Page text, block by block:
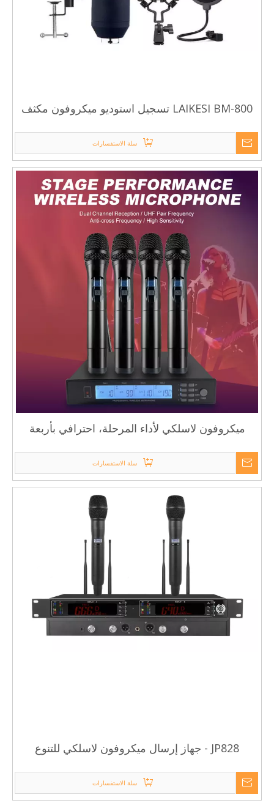
LAIKESI BM-800 تسجيل استوديو ميكروفون مكثف
سلة الاستفسارات
ميكروفون لاسلكي لأداء المرحلة، احترافي بأربعة
سلة الاستفسارات
JP828 - جهاز إرسال ميكروفون لاسلكي للتنوع
سلة الاستفسارات